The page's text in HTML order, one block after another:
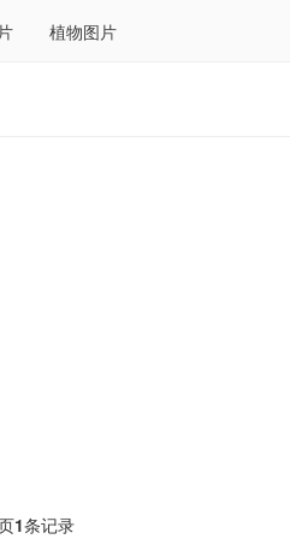
植物图片
1条记录